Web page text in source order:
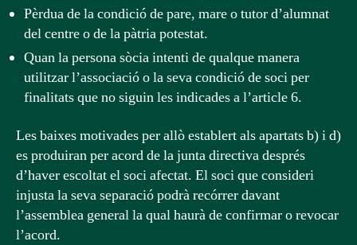
Pèrdua de la condició de pare, mare o tutor d’alumnat
del centre o de la pàtria potestat.
Quan la persona sòcia intenti de qualque manera
utilitzar l’associació o la seva condició de soci per
finalitats que no siguin les indicades a l’article 6.
Les baixes motivades per allò establert als apartats b) i d)
es produiran per acord de la junta directiva després
d’haver escoltat el soci afectat. El soci que consideri
injusta la seva separació podrà recórrer davant
l’assemblea general la qual haurà de confirmar o revocar
l’acord.